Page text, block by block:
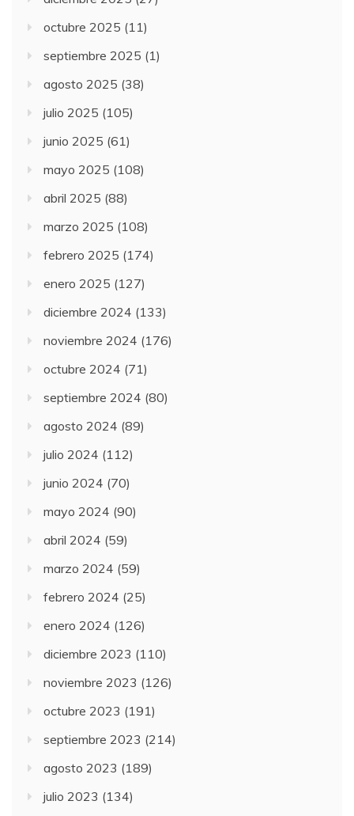
octubre 2025 (11)
septiembre 2025 (1)
agosto 2025 (38)
julio 2025 (105)
junio 2025 (61)
mayo 2025 (108)
abril 2025 (88)
marzo 2025 (108)
febrero 2025 (174)
enero 2025 (127)
diciembre 2024 (133)
noviembre 2024 (176)
octubre 2024 (71)
septiembre 2024 (80)
agosto 2024 (89)
julio 2024 (112)
junio 2024 (70)
mayo 2024 (90)
abril 2024 (59)
marzo 2024 (59)
febrero 2024 (25)
enero 2024 (126)
diciembre 2023 (110)
noviembre 2023 (126)
octubre 2023 (191)
septiembre 2023 (214)
agosto 2023 (189)
julio 2023 (134)